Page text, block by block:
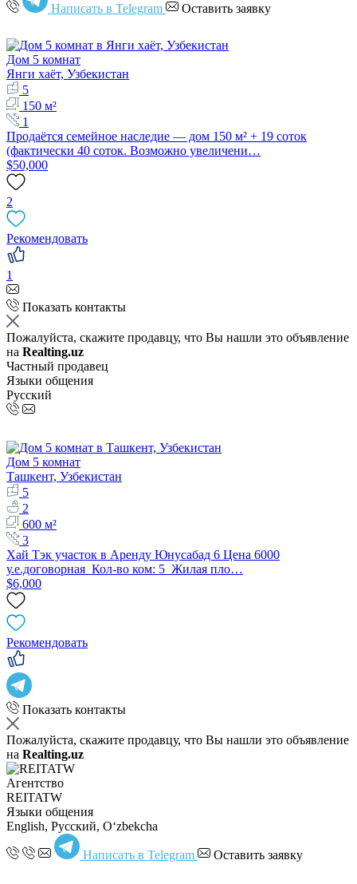
Написать в Telegram Оставить заявку
Дом 5 комнат
Янги хаёт, Узбекистан
5
150 м²
1
Продаётся семейное наследие — дом 150 м² + 19 соток
(фактически 40 соток. Возможно увеличени…
$50,000
2
Рекомендовать
1
Показать контакты
Пожалуйста, скажите продавцу, что Вы нашли это объявление
на Realting.uz
Частный продавец
Языки общения
Русский
Дом 5 комнат
Ташкент, Узбекистан
5
2
600 м²
3
Хай Тэк участок в Аренду Юнусабад 6 Цена 6000
у.е.договорная Кол-во ком: 5 Жилая пло…
$6,000
Рекомендовать
Показать контакты
Пожалуйста, скажите продавцу, что Вы нашли это объявление
на Realting.uz
Агентство
REITATW
Языки общения
English, Русский, Oʻzbekcha
Написать в Telegram Оставить заявку